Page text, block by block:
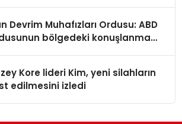
Devrim Muhafızları Ordusu: ABD
bölgedeki konuşlanma
Kore lideri Kim, yeni silahların
edilmesini izledi